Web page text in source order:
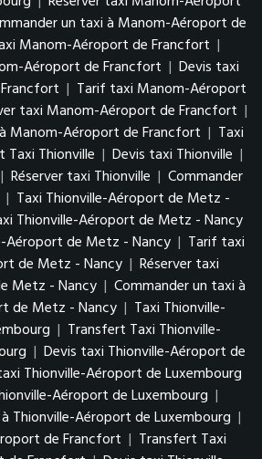
un taxi à Manom-Aéroport de
Manom-Aéroport de Francfort |
Aéroport de Francfort | Devis taxi
| Tarif taxi Manom-Aéroport
taxi Manom-Aéroport de Francfort |
Manom-Aéroport de Francfort | Taxi
Taxi Thionville | Devis taxi Thionville |
| Réserver taxi Thionville | Commander
| Taxi Thionville-Aéroport de Metz -
Thionville-Aéroport de Metz - Nancy
Aéroport de Metz - Nancy | Tarif taxi
de Metz - Nancy | Réserver taxi
Metz - Nancy | Commander un taxi à
de Metz - Nancy | Taxi Thionville-
| Transfert Taxi Thionville-
| Devis taxi Thionville-Aéroport de
Thionville-Aéroport de Luxembourg
Aéroport de Luxembourg |
Thionville-Aéroport de Luxembourg |
de Francfort | Transfert Taxi